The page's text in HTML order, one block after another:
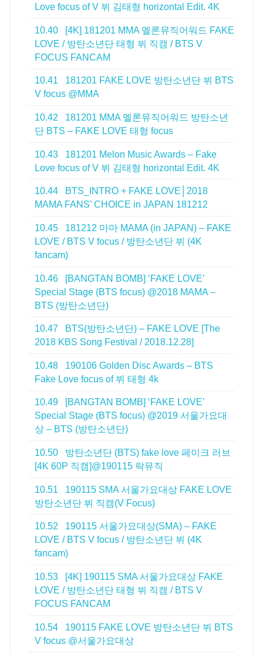
Love focus of V 뷔 김태형 horizontal Edit. 4K
10.40
[4K] 181201 MMA 멜론뮤직어워드 FAKE
LOVE / 방탄소년단 태형 뷔 직캠 / BTS V
FOCUS FANCAM
10.41
181201 FAKE LOVE 방탄소년단 뷔 BTS
V focus @MMA
10.42
181201 MMA 멜론뮤직어워드 방탄소년
단 BTS – FAKE LOVE 태형 focus
10.43
181201 Melon Music Awards – Fake
Love focus of V 뷔 김태형 horizontal Edit. 4K
10.44
BTS_INTRO + FAKE LOVE│2018
MAMA FANS’ CHOICE in JAPAN 181212
10.45
181212 마마 MAMA (in JAPAN) – FAKE
LOVE / BTS V focus / 방탄소년단 뷔 (4K
fancam)
10.46
[BANGTAN BOMB] ‘FAKE LOVE’
Special Stage (BTS focus) @2018 MAMA –
BTS (방탄소년단)
10.47
BTS(방탄소년단) – FAKE LOVE [The
2018 KBS Song Festival / 2018.12.28]
10.48
190106 Golden Disc Awards – BTS
Fake Love focus of 뷔 태형 4k
10.49
[BANGTAN BOMB] ‘FAKE LOVE’
Special Stage (BTS focus) @2019 서울가요대
상 – BTS (방탄소년단)
10.50
방탄소년단 (BTS) fake love 페이크 러브
[4K 60P 직캠]@190115 락뮤직
10.51
190115 SMA 서울가요대상 FAKE LOVE
방탄소년단 뷔 직캠(V Focus)
10.52
190115 서울가요대상(SMA) – FAKE
LOVE / BTS V focus / 방탄소년단 뷔 (4K
fancam)
10.53
[4K] 190115 SMA 서울가요대상 FAKE
LOVE / 방탄소년단 태형 뷔 직캠 / BTS V
FOCUS FANCAM
10.54
190115 FAKE LOVE 방탄소년단 뷔 BTS
V focus @서울가요대상